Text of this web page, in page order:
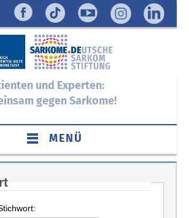
und Experten:
gegen Sarkome!
MENÜ